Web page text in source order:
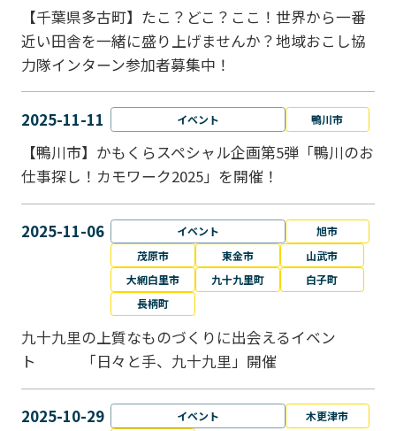
【千葉県多古町】たこ？どこ？ここ！世界から一番
近い田舎を一緒に盛り上げませんか？地域おこし協
力隊インターン参加者募集中！
2025-11-11 イベント 鴨川市
【鴨川市】かもくらスペシャル企画第5弾「鴨川のお
仕事探し！カモワーク2025」を開催！
2025-11-06 イベント
旭市
茂原市
東金市
山武市
大網白里市
九十九里町
白子町
長柄町
九十九里の上質なものづくりに出会えるイベン
ト 「日々と手、九十九里」開催
2025-10-29 イベント
木更津市